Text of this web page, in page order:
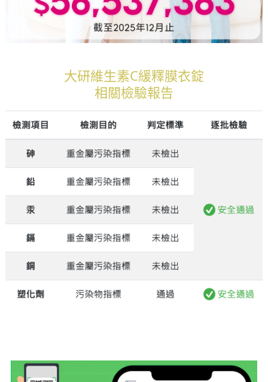
大研維生素C緩釋膜衣錠
相關檢驗報告